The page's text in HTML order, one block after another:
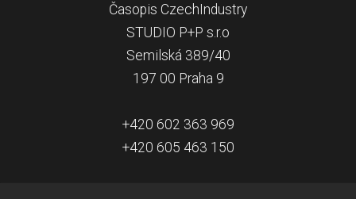
Časopis CzechIndustry
STUDIO P+P s.r.o
Semilská 389/40
197 00 Praha 9
+420 602 363 969
+420 605 463 150